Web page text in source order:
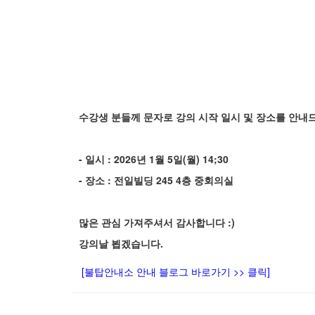
수강생 분들께 문자로 강의 시작 일시 및 장소를 안내
- 일시 : 2026년 1월 5일(월) 14;30
- 장소 : 전일빌딩 245 4층 중회의실
많은 관심 가져주셔서 감사합니다 :)
강의날 뵙겠습니다.
[불탑안내소 안내 블로그 바로가기 >> 클릭]